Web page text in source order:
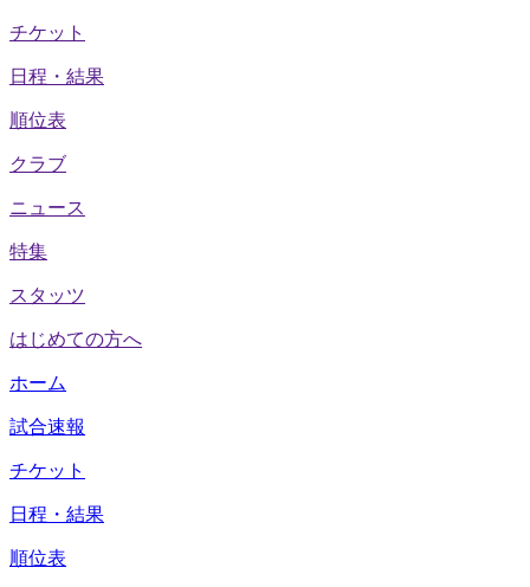
チケット
日程・結果
順位表
クラブ
ニュース
特集
スタッツ
はじめての方へ
ホーム
試合速報
チケット
日程・結果
順位表